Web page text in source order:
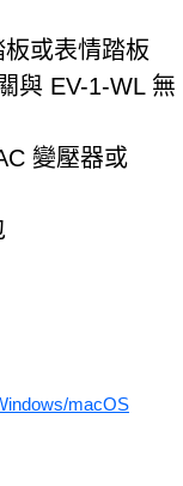
或表情踏板
與 EV-1-WL 無
變壓器或
macOS